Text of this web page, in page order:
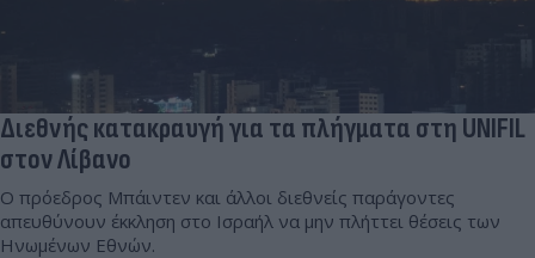
Διεθνής κατακραυγή για τα πλήγματα στη UNIFIL
στον Λίβανο
Ο πρόεδρος Μπάιντεν και άλλοι διεθνείς παράγοντες
απευθύνουν έκκληση στο Ισραήλ να μην πλήττει θέσεις των
Ηνωμένων Εθνών.